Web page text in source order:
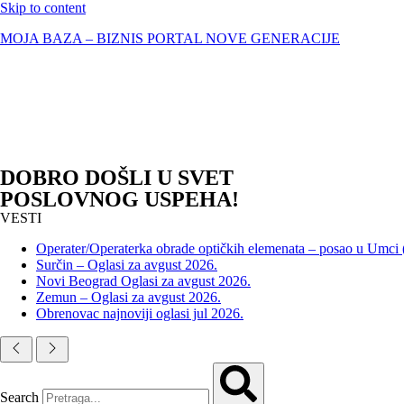
Skip to content
MOJA BAZA – BIZNIS PORTAL NOVE GENERACIJE
DOBRO DOŠLI U SVET
POSLOVNOG USPEHA!
VESTI
Operater/Operaterka obrade optičkih elemenata – posao u Umci
Surčin – Oglasi za avgust 2026.
Novi Beograd Oglasi za avgust 2026.
Zemun – Oglasi za avgust 2026.
Obrenovac najnoviji oglasi jul 2026.
Search